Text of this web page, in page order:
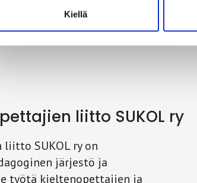
Kiellä
liitto SUKOL ry
SUKOL ry on
järjestö ja
työtä kieltenopettajien ja